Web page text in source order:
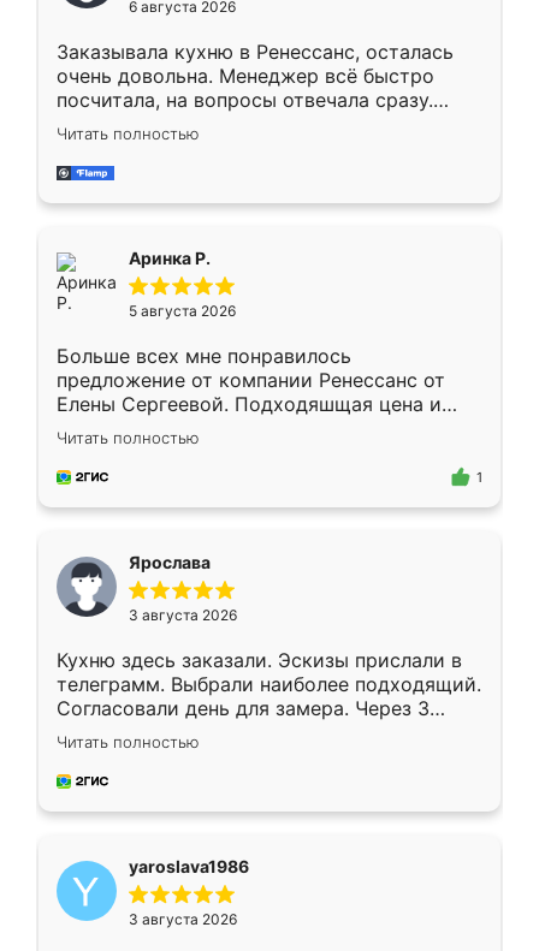
мебели буду заказывать только здесь.
6 августа 2026
Заказывала кухню в Ренессанс, осталась
очень довольна. Менеджер всё быстро
посчитала, на вопросы отвечала сразу.
Замерщик приехал в субботу, подошёл к
делу со всей ответственностью. Собрали
за день, ребята работали аккуратно, даже
Читать полностью
Аринка Р.
5 августа 2026
Больше всех мне понравилось
предложение от компании Ренессанс от
Елены Сергеевой. Подходяшщая цена и
короткие сроки изготовления. Приехавший
для замера сотрудник Владислав
предложил по моему эскизу самый
Читать полностью
1
Ярослава
3 августа 2026
Кухню здесь заказали. Эскизы прислали в
телеграмм. Выбрали наиболее подходящий.
Согласовали день для замера. Через 3
недели кухня была уже готова. Остались
довольны работой. Спасибо Ренессанс
мебель за качественную работу!
Читать полностью
yaroslava1986
3 августа 2026